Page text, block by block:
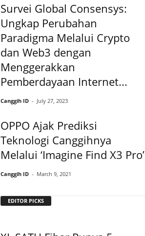
Survei Global Consensys:
Ungkap Perubahan
Paradigma Melalui Crypto
dan Web3 dengan
Menggerakkan
Pemberdayaan Internet...
Canggih ID - July 27, 2023
OPPO Ajak Prediksi
Teknologi Canggihnya
Melalui ‘Imagine Find X3 Pro’
Canggih ID - March 9, 2021
EDITOR PICKS